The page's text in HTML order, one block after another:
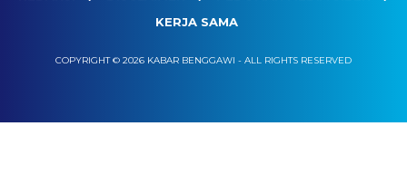
KERJA SAMA
COPYRIGHT © 2026 KABAR BENGGAWI - ALL RIGHTS RESERVED